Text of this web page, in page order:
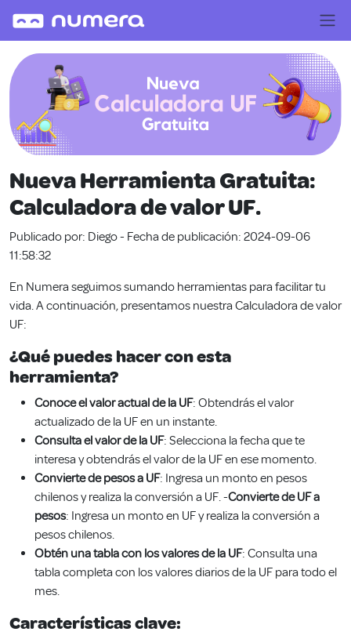
Nueva Herramienta Gratuita:
Calculadora de valor UF.
Publicado por: Diego - Fecha de publicación: 2024-09-06
11:58:32
En Numera seguimos sumando herramientas para facilitar tu
vida. A continuación, presentamos nuestra Calculadora de valor
UF:
¿Qué puedes hacer con esta
herramienta?
Conoce el valor actual de la UF: Obtendrás el valor
actualizado de la UF en un instante.
Consulta el valor de la UF: Selecciona la fecha que te
interesa y obtendrás el valor de la UF en ese momento.
Convierte de pesos a UF: Ingresa un monto en pesos
chilenos y realiza la conversión a UF. -Convierte de UF a
pesos: Ingresa un monto en UF y realiza la conversión a
pesos chilenos.
Obtén una tabla con los valores de la UF: Consulta una
tabla completa con los valores diarios de la UF para todo el
mes.
Características clave: